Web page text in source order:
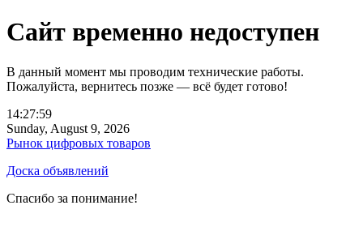
Сайт временно недоступен
В данный момент мы проводим технические работы.
Пожалуйста, вернитесь позже — всё будет готово!
14:27:59
Sunday, August 9, 2026
Рынок цифровых товаров
Доска объявлений
Спасибо за понимание!